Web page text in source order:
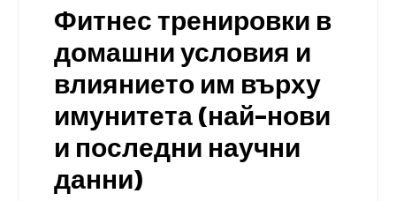
Фитнес тренировки в
домашни условия и
влиянието им върху
имунитета (най-нови
и последни научни
данни)